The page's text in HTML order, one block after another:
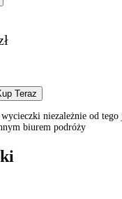
Teraz
niezależnie od
biurem podróży